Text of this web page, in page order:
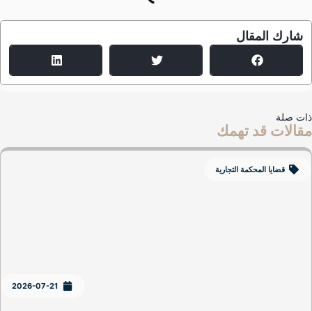
شارك المقال
صلة
قد تهمك
قضايا المحكمة التجارية
2026-07-21